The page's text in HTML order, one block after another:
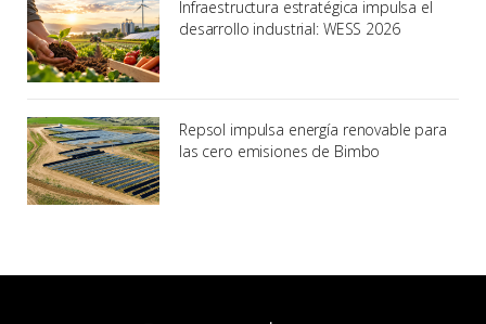
Infraestructura estratégica impulsa el
desarrollo industrial: WESS 2026
Repsol impulsa energía renovable para
las cero emisiones de Bimbo